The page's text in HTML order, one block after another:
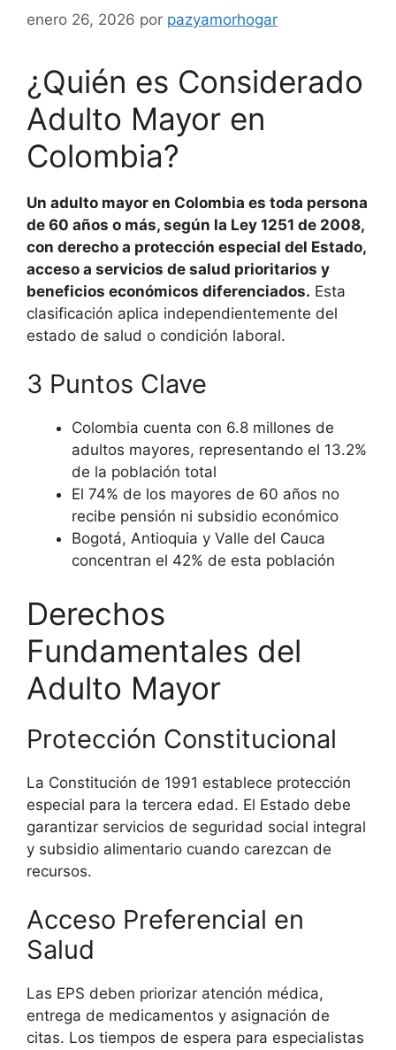
enero 26, 2026 por pazyamorhogar
¿Quién es Considerado
Adulto Mayor en
Colombia?
Un adulto mayor en Colombia es toda persona
de 60 años o más, según la Ley 1251 de 2008,
con derecho a protección especial del Estado,
acceso a servicios de salud prioritarios y
beneficios económicos diferenciados. Esta
clasificación aplica independientemente del
estado de salud o condición laboral.
3 Puntos Clave
Colombia cuenta con 6.8 millones de
adultos mayores, representando el 13.2%
de la población total
El 74% de los mayores de 60 años no
recibe pensión ni subsidio económico
Bogotá, Antioquia y Valle del Cauca
concentran el 42% de esta población
Derechos
Fundamentales del
Adulto Mayor
Protección Constitucional
La Constitución de 1991 establece protección
especial para la tercera edad. El Estado debe
garantizar servicios de seguridad social integral
y subsidio alimentario cuando carezcan de
recursos.
Acceso Preferencial en
Salud
Las EPS deben priorizar atención médica,
entrega de medicamentos y asignación de
citas. Los tiempos de espera para especialistas